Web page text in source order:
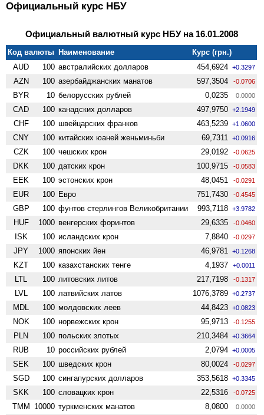
Официальный курс НБУ
Официальный валютный курс НБУ на 16.01.2008
Код валюты Наименование
Курс (грн.)
AUD
100 австралийских долларов 454,6924 +0.3297
AZN 100 азербайджанских манатов 597,3504 -0.0706
BYR 10 белорусских рублей 0,0235 0.0000
CAD 100 канадских долларов 497,9750 +2.1949
CHF 100 швейцарских франков 463,5239 +1.0600
CNY 100 китайских юаней женьминьби 69,7311 +0.0916
CZK 100 чешских крон 29,0192 -0.0625
DKK 100 датских крон 100,9715 -0.0583
EEK 100 эстонских крон 48,0451 -0.0291
EUR 100 Евро 751,7430 -0.4545
GBP 100 фунтов стерлингов Велико­британии 993,7118 +3.9782
HUF 1000 венгерских форинтов 29,6335 -0.0460
ISK 100 исландских крон 7,8840 -0.0297
JPY 1000 японских йен 46,9781 +0.1268
KZT 100 казахстанских тенге 4,1937 +0.0011
LTL 100 литовских литов 217,7198 -0.1317
LVL 100 латвийских латов 1076,3789 +0.2737
MDL 100 молдовских леев 44,8423 +0.0823
NOK 100 норвежских крон 95,9713 -0.1255
PLN 100 польских злотых 210,3484 +0.3664
RUB 10 российских рублей 2,0794 +0.0005
SEK 100 шведских крон 80,0024 -0.0297
SGD 100 сингапурских долларов 353,5618 +0.3345
SKK 100 словацких крон 22,5316 -0.0725
TMM 10000 туркменских манатов 8,0800 0.0000